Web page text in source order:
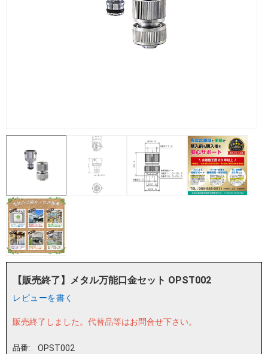
【販売終了】メタル万能口金セット OPST002
レビューを書く
販売終了しました。 代替品等はお問合せ下さい。
品番: OPST002